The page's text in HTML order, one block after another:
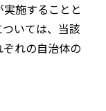
施することと
いては、当該
れの自治体の